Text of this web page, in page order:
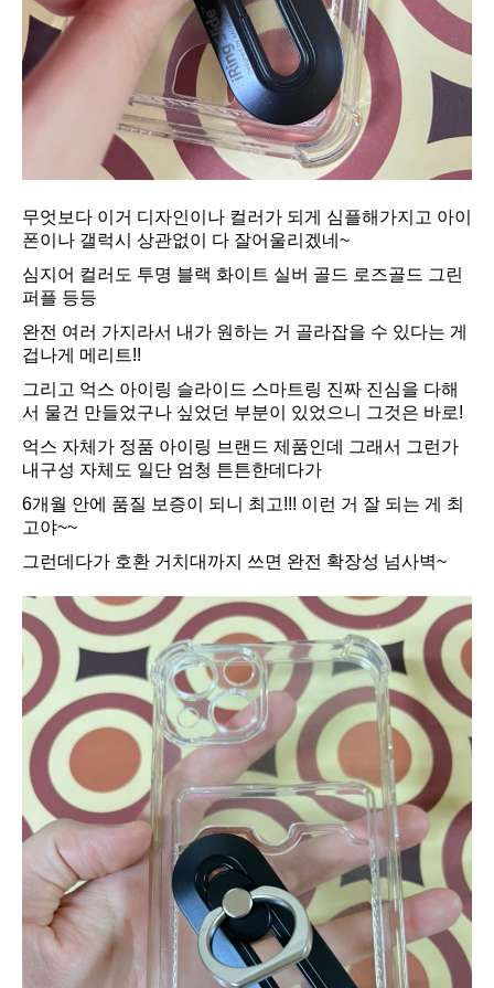
무엇보다 이거 디자인이나 컬러가 되게 심플해가지고 아이
폰이나 갤럭시 상관없이 다 잘어울리겠네~
심지어 컬러도 투명 블랙 화이트 실버 골드 로즈골드 그린
퍼플 등등
완전 여러 가지라서 내가 원하는 거 골라잡을 수 있다는 게
겁나게 메리트!!
그리고 억스 아이링 슬라이드 스마트링 진짜 진심을 다해
서 물건 만들었구나 싶었던 부분이 있었으니 그것은 바로!
억스 자체가 정품 아이링 브랜드 제품인데 그래서 그런가
내구성 자체도 일단 엄청 튼튼한데다가
6개월 안에 품질 보증이 되니 최고!!! 이런 거 잘 되는 게 최
고야~~
그런데다가 호환 거치대까지 쓰면 완전 확장성 넘사벽~